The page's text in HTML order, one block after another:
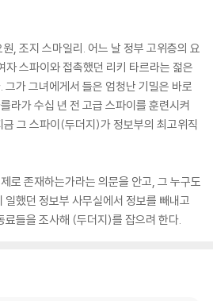
, 조지 스마일리. 어느 날 정부 고위층의 요
자 스파이와 접촉했던 리키 타르라는 젊은
가 그녀에게서 들은 엄청난 기밀은 바로
라가 수십 년 전 고급 스파이를 훈련시켜
그 스파이(두더지)가 정보부의 최고위직
로 존재하는가라는 의문을 안고, 그 누구도
일했던 정보부 사무실에서 정보를 빼내고
료들을 조사해 (두더지)를 잡으려 한다.